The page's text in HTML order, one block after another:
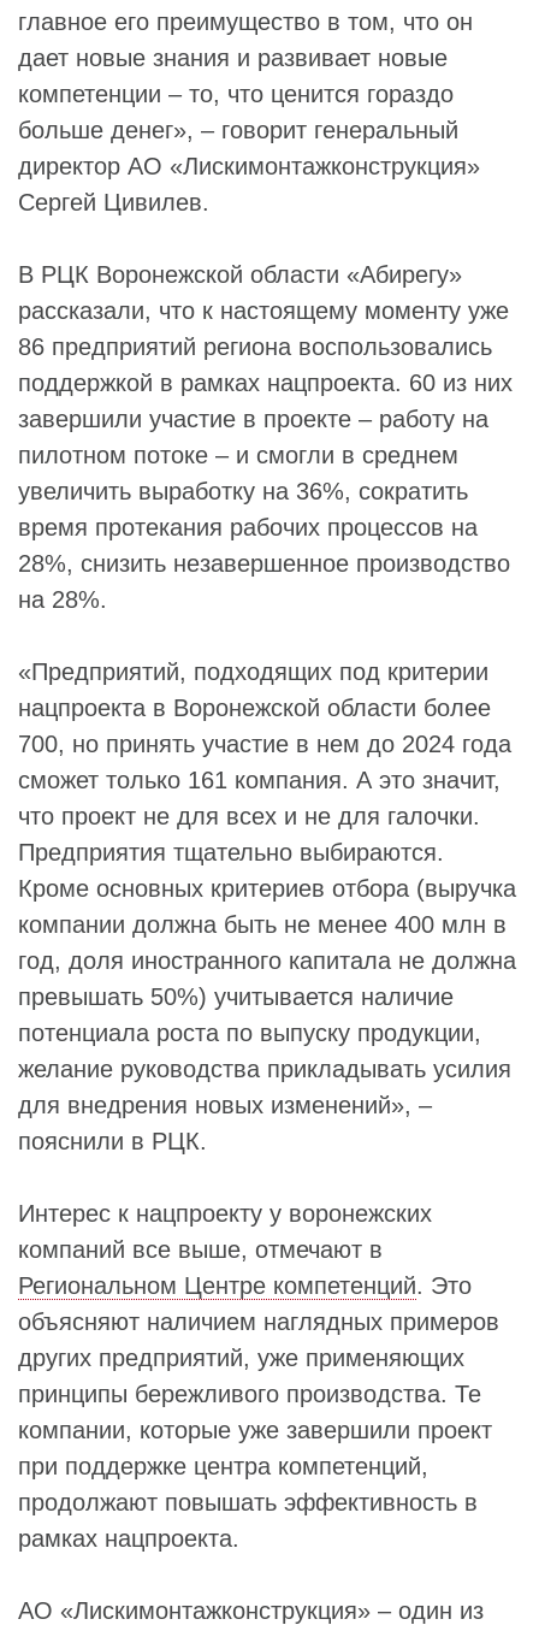
главное его преимущество в том, что он
дает новые знания и развивает новые
компетенции – то, что ценится гораздо
больше денег», – говорит генеральный
директор АО «Лискимонтажконструкция»
Сергей Цивилев.
В РЦК Воронежской области «Абирегу»
рассказали, что к настоящему моменту уже
86 предприятий региона воспользовались
поддержкой в рамках нацпроекта. 60 из них
завершили участие в проекте – работу на
пилотном потоке – и смогли в среднем
увеличить выработку на 36%, сократить
время протекания рабочих процессов на
28%, снизить незавершенное производство
на 28%.
«Предприятий, подходящих под критерии
нацпроекта в Воронежской области более
700, но принять участие в нем до 2024 года
сможет только 161 компания. А это значит,
что проект не для всех и не для галочки.
Предприятия тщательно выбираются.
Кроме основных критериев отбора (выручка
компании должна быть не менее 400 млн в
год, доля иностранного капитала не должна
превышать 50%) учитывается наличие
потенциала роста по выпуску продукции,
желание руководства прикладывать усилия
для внедрения новых изменений», –
пояснили в РЦК.
Интерес к нацпроекту у воронежских
компаний все выше, отмечают в
Региональном Центре компетенций. Это
объясняют наличием наглядных примеров
других предприятий, уже применяющих
принципы бережливого производства. Те
компании, которые уже завершили проект
при поддержке центра компетенций,
продолжают повышать эффективность в
рамках нацпроекта.
АО «Лискимонтажконструкция» – один из